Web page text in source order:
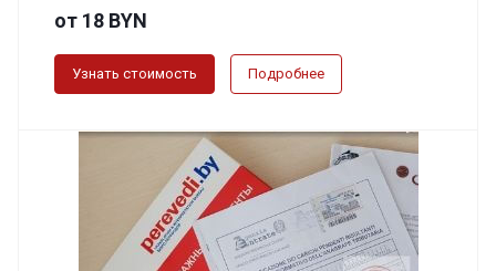
от 18 BYN
Узнать стоимость Подробнее